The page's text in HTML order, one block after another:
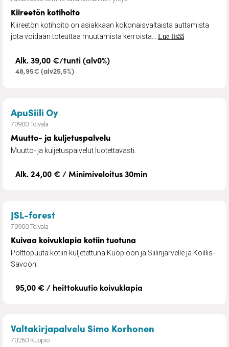
Kiireetön kotihoito
Kiireetön kotihoito on asiakkaan kokonaisvaltaista auttamista
jota voidaan toteuttaa muutamista kerroista... Lue lisää
Alk. 39,00 €/tunti (alv0%)
48,95€ (alv25,5%)
ApuSiili Oy– Muutto- ja kuljetuspalvelu
70900 Toivala
Muutto- ja kuljetuspalvelu
Muutto- ja kuljetuspalvelut luotettavasti.
Alk. 24,00 € / Minimiveloitus 30min
JSL-forest– Kuivaa koivuklapia kotiin tuotuna
70900 Toivala
Kuivaa koivuklapia kotiin tuotuna
Polttopuuta kotiin kuljetettuna Kuopioon ja Siilinjärvelle ja Koillis-
Savoon.
95,00 € / heittokuutio koivuklapia
Valtakirjapalvelu Simo Korhonen
70260 Kuopio